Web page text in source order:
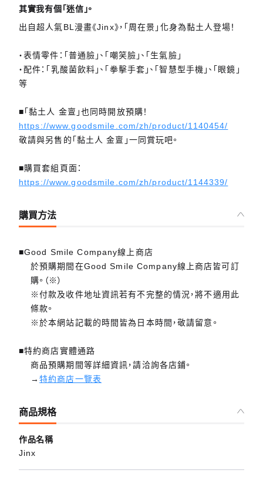
其實我有個「迷信」。
出自超人氣BL漫畫《Jinx》，「周在景」化身為黏土人登場！
・表情零件：「普通臉」、「嘲笑臉」、「生氣臉」
・配件：「乳酸菌飲料」、「拳擊手套」、「智慧型手機」、「眼鏡」
等
■「黏土人 金亶」也同時開放預購！
https://www.goodsmile.com/zh/product/1140454/
敬請與另售的「黏土人 金亶」一同賞玩吧。
■購買套組頁面：
https://www.goodsmile.com/zh/product/1144339/
購買方法
■Good Smile Company線上商店
於預購期間在Good Smile Company線上商店皆可訂
購。（※）
※付款及收件地址資訊若有不完整的情況，將不適用此
條款。
※於本網站記載的時間皆為日本時間，敬請留意。
■特約商店實體通路
商品預購期間等詳細資訊，請洽詢各店鋪。
→特約商店一覽表
商品規格
作品名稱
Jinx